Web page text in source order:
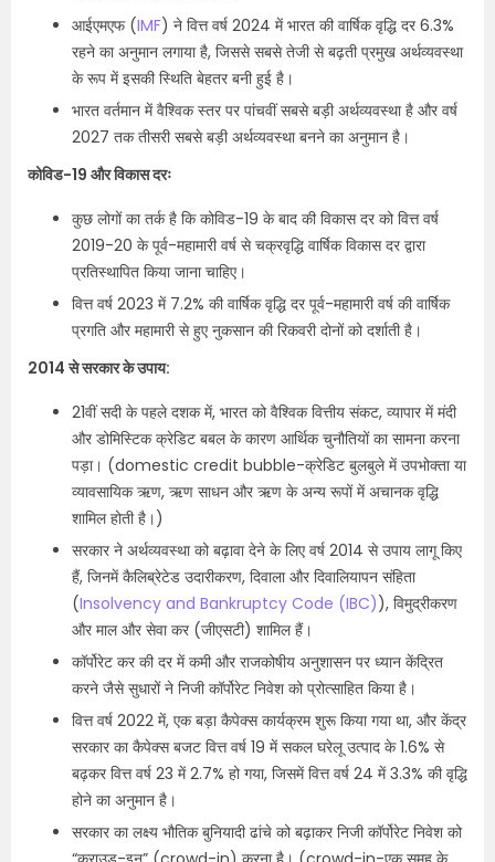
आईएमएफ (IMF) ने वित्त वर्ष 2024 में भारत की वार्षिक वृद्धि दर 6.3%
रहने का अनुमान लगाया है, जिससे सबसे तेजी से बढ़ती प्रमुख अर्थव्यवस्था
के रूप में इसकी स्थिति बेहतर बनी हुई है।
भारत वर्तमान में वैश्विक स्तर पर पांचवीं सबसे बड़ी अर्थव्यवस्था है और वर्ष
2027 तक तीसरी सबसे बड़ी अर्थव्यवस्था बनने का अनुमान है।
कोविड-19 और विकास दरः
कुछ लोगों का तर्क है कि कोविड-19 के बाद की विकास दर को वित्त वर्ष
2019-20 के पूर्व-महामारी वर्ष से चक्रवृद्धि वार्षिक विकास दर द्वारा
प्रतिस्थापित किया जाना चाहिए।
वित्त वर्ष 2023 में 7.2% की वार्षिक वृद्धि दर पूर्व-महामारी वर्ष की वार्षिक
प्रगति और महामारी से हुए नुकसान की रिकवरी दोनों को दर्शाती है।
2014 से सरकार के उपाय:
21वीं सदी के पहले दशक में, भारत को वैश्विक वित्तीय संकट, व्यापार में मंदी
और डोमिस्टिक क्रेडिट बबल के कारण आर्थिक चुनौतियों का सामना करना
पड़ा। (domestic credit bubble-क्रेडिट बुलबुले में उपभोक्ता या
व्यावसायिक ऋण, ऋण साधन और ऋण के अन्य रूपों में अचानक वृद्धि
शामिल होती है।)
सरकार ने अर्थव्यवस्था को बढ़ावा देने के लिए वर्ष 2014 से उपाय लागू किए
हैं, जिनमें कैलिब्रेटेड उदारीकरण, दिवाला और दिवालियापन संहिता
(Insolvency and Bankruptcy Code (IBC)), विमुद्रीकरण
और माल और सेवा कर (जीएसटी) शामिल हैं।
कॉर्पोरेट कर की दर में कमी और राजकोषीय अनुशासन पर ध्यान केंद्रित
करने जैसे सुधारों ने निजी कॉर्पोरेट निवेश को प्रोत्साहित किया है।
वित्त वर्ष 2022 में, एक बड़ा कैपेक्स कार्यक्रम शुरू किया गया था, और केंद्र
सरकार का कैपेक्स बजट वित्त वर्ष 19 में सकल घरेलू उत्पाद के 1.6% से
बढ़कर वित्त वर्ष 23 में 2.7% हो गया, जिसमें वित्त वर्ष 24 में 3.3% की वृद्धि
होने का अनुमान है।
सरकार का लक्ष्य भौतिक बुनियादी ढांचे को बढ़ाकर निजी कॉर्पोरेट निवेश को